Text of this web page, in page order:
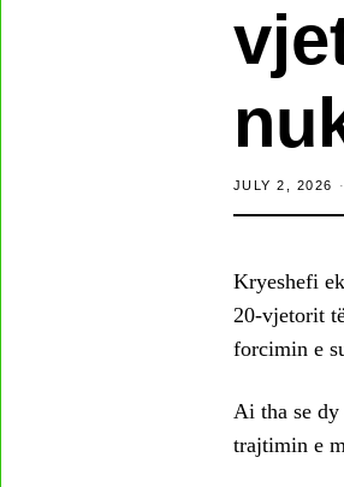
JULY 2, 2026
Kryeshefi
20-vjetorit
forcimin e
Ai tha se dy
trajtimin e